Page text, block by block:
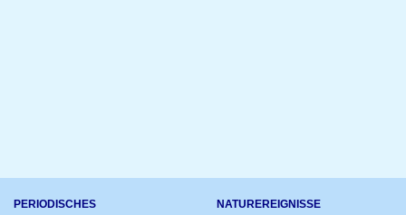
PERIODISCHES NATUREREIGNISSE